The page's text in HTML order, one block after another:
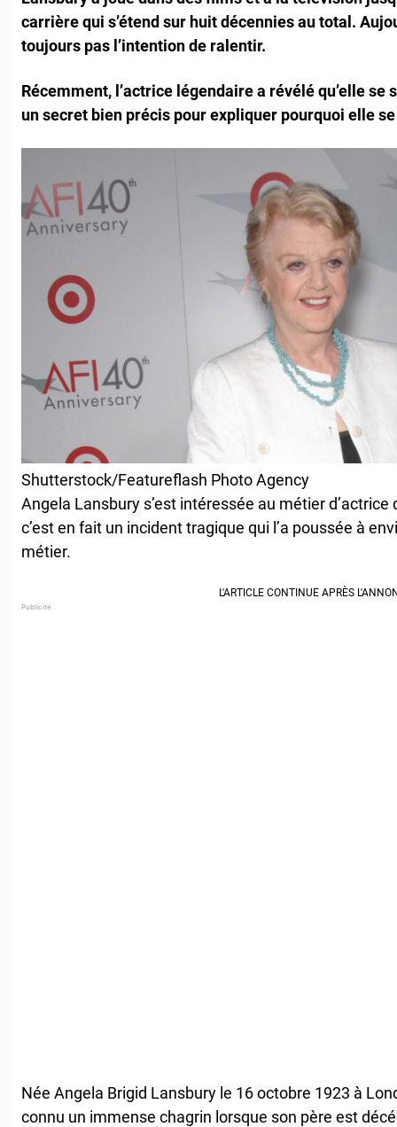
carrière qui s’étend sur huit décennies au total.
toujours pas l’intention de ralentir.
Récemment, l’actrice légendaire a révélé qu’elle
un secret bien précis pour expliquer pourquoi elle
Shutterstock/Featureflash Photo Agency
Angela Lansbury s’est intéressée au métier
c’est en fait un incident tragique qui l’a poussée à
métier.
Née Angela Brigid Lansbury le 16 octobre 1923 à
connu un immense chagrin lorsque son père est